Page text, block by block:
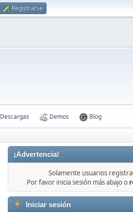
Registrarse
Descargas Demos Blog
¡Advertencia!
Solamente usuarios
Por favor inicia sesión más abajo o
Iniciar sesión